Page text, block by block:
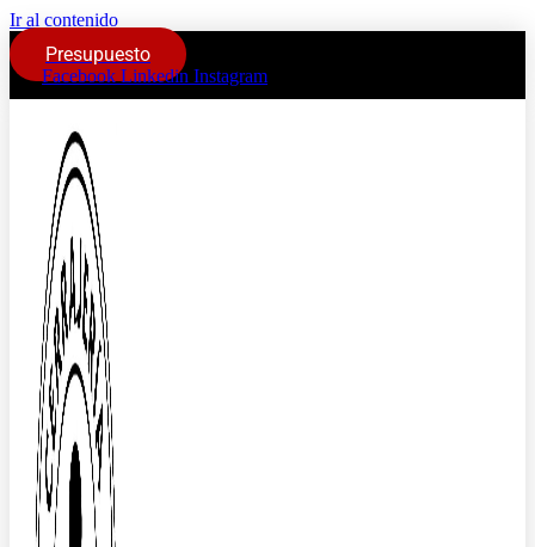
Ir al contenido
Presupuesto
Facebook Linkedin Instagram